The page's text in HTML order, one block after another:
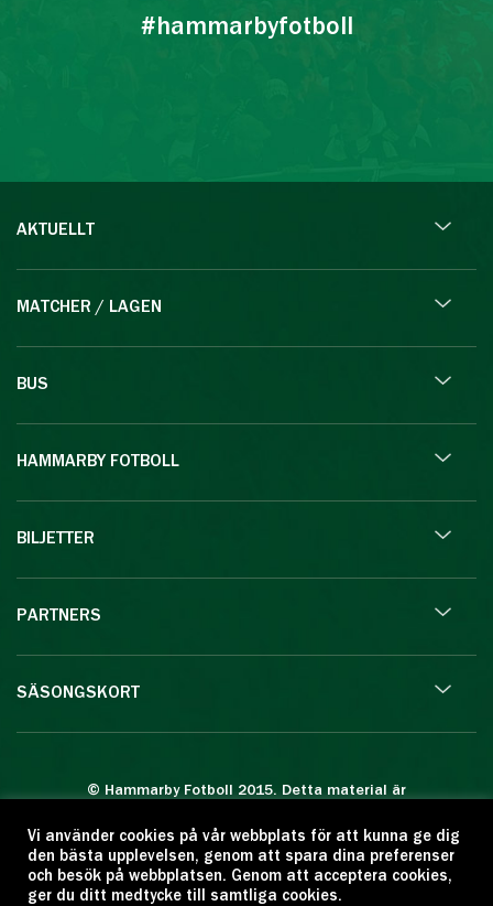
#hammarbyfotboll
AKTUELLT
MATCHER / LAGEN
BUS
HAMMARBY FOTBOLL
BILJETTER
PARTNERS
SÄSONGSKORT
© Hammarby Fotboll 2015. Detta material är
Eftertryck eller annan kopiering är förbjuden.
Citera oss gärna men ange källan:
www.hammarbyfotboll.se. Ansvarig utgivare:
Vi använder cookies på vår webbplats för att kunna ge dig
den bästa upplevelsen, genom att spara dina preferenser
och besök på webbplatsen. Genom att acceptera cookies,
ger du ditt medtycke till samtliga cookies.